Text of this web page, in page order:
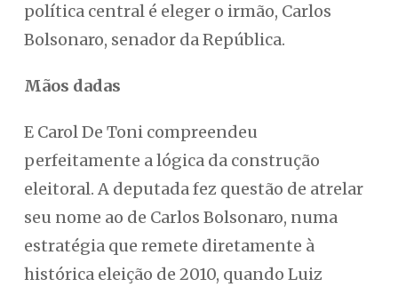
política central é eleger o irmão, Carlos
Bolsonaro, senador da República.
Mãos dadas
E Carol De Toni compreendeu
perfeitamente a lógica da construção
eleitoral. A deputada fez questão de atrelar
seu nome ao de Carlos Bolsonaro, numa
estratégia que remete diretamente à
histórica eleição de 2010, quando Luiz